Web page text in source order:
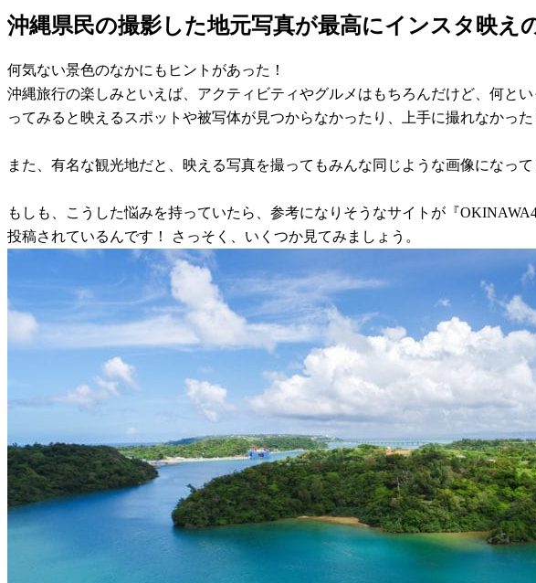
沖縄県民の撮影した地元写真が最高にインスタ映え
何気ない景色のなかにもヒントがあった！
沖縄旅行の楽しみといえば、アクティビティやグルメはもちろんだけど、何と
ってみると映えるスポットや被写体が見つからなかったり、上手に撮れなかっ
また、有名な観光地だと、映える写真を撮ってもみんな同じような画像になっ
もしも、こうした悩みを持っていたら、参考になりそうなサイトが『
投稿されているんです！ さっそく、いくつか見てみましょう。